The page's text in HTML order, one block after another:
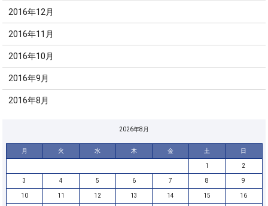
2016年12月
2016年11月
2016年10月
2016年9月
2016年8月
2026年8月
月 火 水 木 金 土 日
1 2
3 4 5 6 7 8 9
10 11 12 13 14 15 16